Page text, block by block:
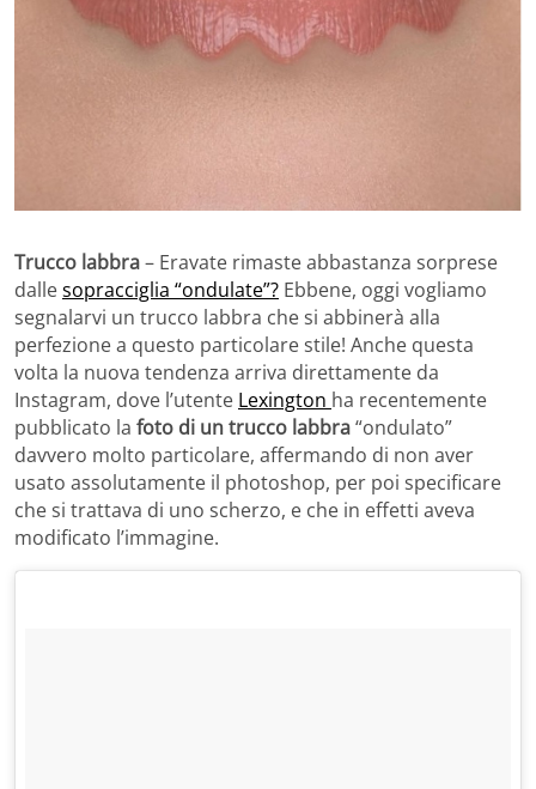
Trucco labbra– Eravate rimaste abbastanza sorprese
dallesopracciglia “ondulate”? Ebbene, oggi vogliamo
segnalarvi un trucco labbra che si abbinerà alla
perfezione a questo particolare stile! Anche questa
volta la nuova tendenza arriva direttamente da
Instagram, dove l’utente Lexington ha recentemente
pubblicato la foto di un trucco labbra“ondulato”
davvero molto particolare, affermando di non aver
usato assolutamente il photoshop, per poi specificare
che si trattava di uno scherzo, e che in effetti aveva
modificato l’immagine.